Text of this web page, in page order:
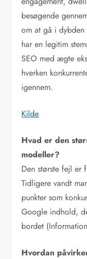
besøgende
om at gå i dybden
har en legitim
SEO med ægte
hverken
igennem.
Kilde
Hvad er den
modeller?
Den største fejl er
Tidligere vandt
punkter som
Google indhold,
bordet
Hvordan